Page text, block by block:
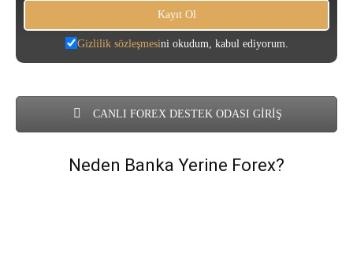
Gizlilik sözleşmesini okudum, kabul ediyorum.
CANLI FOREX DESTEK ODASI GİRİŞ
Neden Banka Yerine Forex?